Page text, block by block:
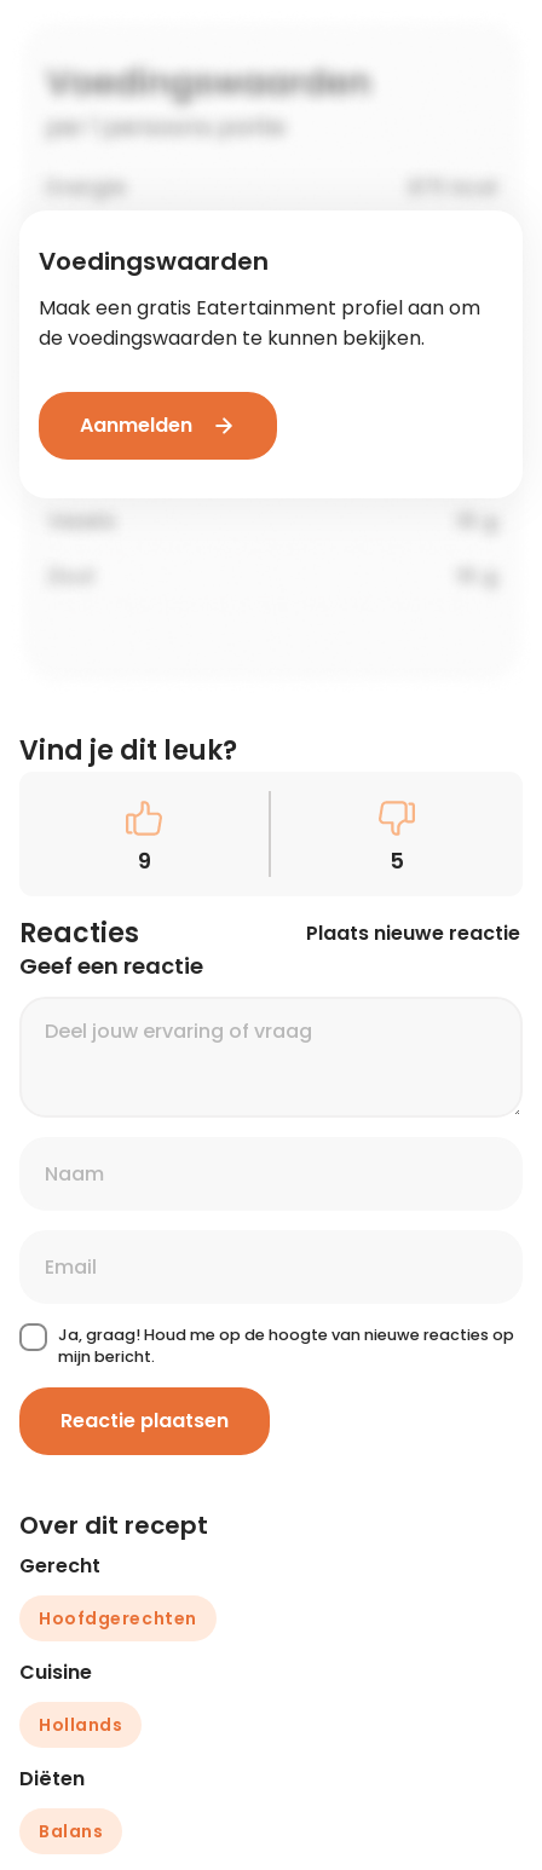
Voedingswaarden
Maak een gratis Eatertainment profiel aan om
de voedingswaarden te kunnen bekijken.
Aanmelden
Vind je dit leuk?
9 5
Reacties Plaats nieuwe reactie
Geef een reactie
Ja, graag! Houd me op de hoogte van nieuwe reacties op
mijn bericht.
Reactie plaatsen
Over dit recept
Gerecht
Hoofdgerechten
Cuisine
Hollands
Diëten
Balans